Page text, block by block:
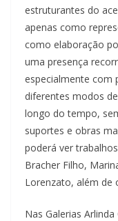
estruturantes do
apenas como
como elaboração
uma presença
especialmente com
diferentes modos
longo do tempo,
suportes e obras
poderá ver
Bracher Filho,
Lorenzato, além de
Nas Galerias